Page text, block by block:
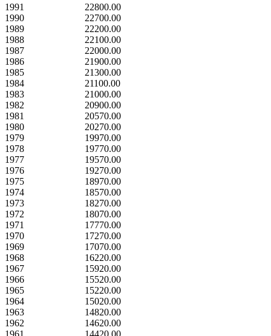
1991
22800.00
1990
22700.00
1989
22200.00
1988
22100.00
1987
22000.00
1986
21900.00
1985
21300.00
1984
21100.00
1983
21000.00
1982
20900.00
1981
20570.00
1980
20270.00
1979
19970.00
1978
19770.00
1977
19570.00
1976
19270.00
1975
18970.00
1974
18570.00
1973
18270.00
1972
18070.00
1971
17770.00
1970
17270.00
1969
17070.00
1968
16220.00
1967
15920.00
1966
15520.00
1965
15220.00
1964
15020.00
1963
14820.00
1962
14620.00
1961
14420.00